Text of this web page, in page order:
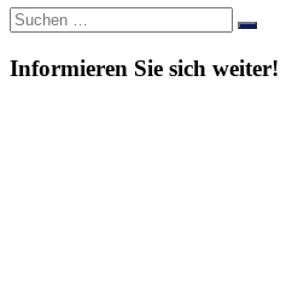
Suche
nach:
Suchen
Informieren Sie sich weiter!